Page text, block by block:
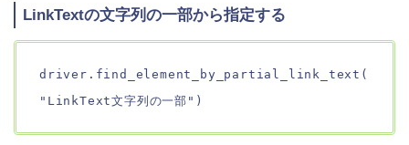
LinkTextの文字列の一部から指定する
driver.find_element_by_partial_link_text(
"LinkText文字列の一部")